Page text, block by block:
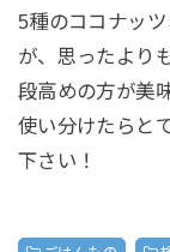
5種のココナッ
が、思ったより
段高めの方が美
使い分けたらと
下さい！